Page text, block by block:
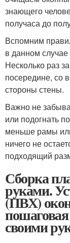
знающего
получаса до
Вспомним
в данном случае
Несколько раз
посередине, со
стороны стены.
Важно не
или подогнать
меньше рамы
ничего не
подходящий
Сборка
руками.
(ПВХ)
своими